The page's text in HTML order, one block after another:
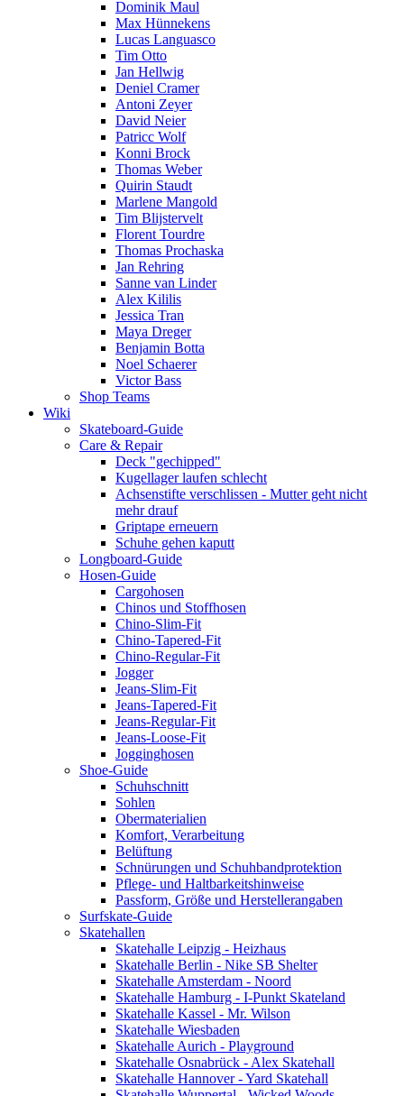
Dominik Maul
Max Hünnekens
Lucas Languasco
Tim Otto
Jan Hellwig
Deniel Cramer
Antoni Zeyer
David Neier
Patricc Wolf
Konni Brock
Thomas Weber
Quirin Staudt
Marlene Mangold
Tim Blijstervelt
Florent Tourdre
Thomas Prochaska
Jan Rehring
Sanne van Linder
Alex Kililis
Jessica Tran
Maya Dreger
Benjamin Botta
Noel Schaerer
Victor Bass
Shop Teams
Wiki
Skateboard-Guide
Care & Repair
Deck "gechipped"
Kugellager laufen schlecht
Achsenstifte verschlissen - Mutter geht nicht
mehr drauf
Griptape erneuern
Schuhe gehen kaputt
Longboard-Guide
Hosen-Guide
Cargohosen
Chinos und Stoffhosen
Chino-Slim-Fit
Chino-Tapered-Fit
Chino-Regular-Fit
Jogger
Jeans-Slim-Fit
Jeans-Tapered-Fit
Jeans-Regular-Fit
Jeans-Loose-Fit
Jogginghosen
Shoe-Guide
Schuhschnitt
Sohlen
Obermaterialien
Komfort, Verarbeitung
Belüftung
Schnürungen und Schuhbandprotektion
Pflege- und Haltbarkeitshinweise
Passform, Größe und Herstellerangaben
Surfskate-Guide
Skatehallen
Skatehalle Leipzig - Heizhaus
Skatehalle Berlin - Nike SB Shelter
Skatehalle Amsterdam - Noord
Skatehalle Hamburg - I-Punkt Skateland
Skatehalle Kassel - Mr. Wilson
Skatehalle Wiesbaden
Skatehalle Aurich - Playground
Skatehalle Osnabrück - Alex Skatehall
Skatehalle Hannover - Yard Skatehall